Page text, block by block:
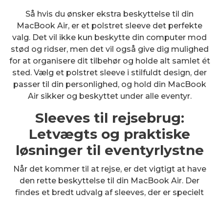
Så hvis du ønsker ekstra beskyttelse til din
MacBook Air, er et polstret sleeve det perfekte
valg. Det vil ikke kun beskytte din computer mod
stød og ridser, men det vil også give dig mulighed
for at organisere dit tilbehør og holde alt samlet ét
sted. Vælg et polstret sleeve i stilfuldt design, der
passer til din personlighed, og hold din MacBook
Air sikker og beskyttet under alle eventyr.
Sleeves til rejsebrug:
Letvægts og praktiske
løsninger til eventyrlystne
Når det kommer til at rejse, er det vigtigt at have
den rette beskyttelse til din MacBook Air. Der
findes et bredt udvalg af sleeves, der er specielt